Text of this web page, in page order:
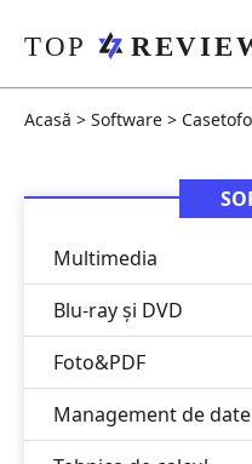
Acasă > Software >
Multimedia
Blu-ray și DVD
Foto&PDF
Management de date